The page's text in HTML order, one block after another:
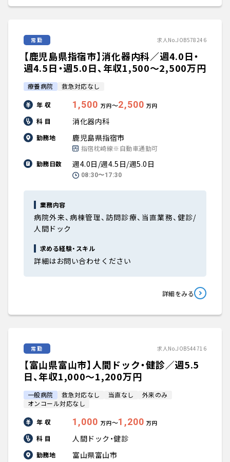
常勤 求人No.JOB578246
【鹿児島県指宿市】消化器内科／週4.0日・
週4.5日・週5.0日、年収1,500〜2,500万円
療養病院 救急対応なし
年 収 1,500 万円〜2,500 万円
科 目 消化器内科
勤務地 鹿児島県指宿市
指宿枕崎線※自動車通勤可
勤務日数
週4.0日/週4.5日/週5.0日
08:30〜17:30
業務内容
病院外来、病棟管理、訪問診療、当直業務、健診/
人間ドック
求める経験・スキル
詳細はお問い合わせください
詳細をみる
常勤 求人No.JOB544716
【富山県富山市】人間ドック・健診／週5.5
日、年収1,000〜1,200万円
一般病院 救急対応なし 当直なし
外来のみ
オンコール対応なし
年 収 1,000 万円〜1,200 万円
科 目 人間ドック・健診
勤務地 富山県富山市